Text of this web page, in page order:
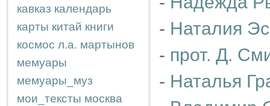
кавказ календарь
карты китай книги
космос л.а. мартынов
мемуары
мемуары_муз
мои_тексты москва
- Наталия
- прот. Д.
- Наталья